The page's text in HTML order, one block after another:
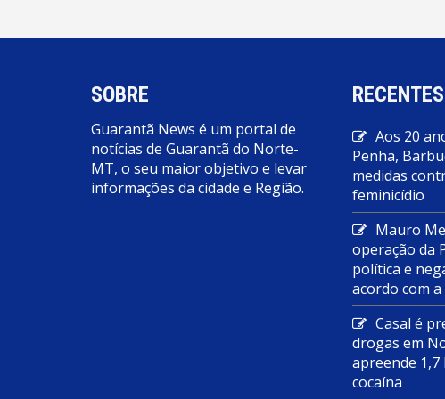
SOBRE
Guarantã News é um portal de
notícias de Guarantã do Norte-
MT, o seu maior objetivo e levar
informações da cidade e Região.
RECENTES
Aos 20
Penha,
medidas
feminicídio
Mauro
operação da
política e
acordo com a
Casal é
drogas em
apreende 1,7
cocaína